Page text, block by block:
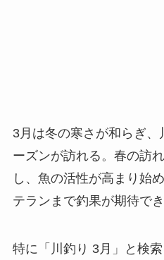
3月は冬の寒さが和らぎ
ーズンが訪れる。春の訪
し、魚の活性が高まり始
テランまで釣果が期待でき
特に「川釣り 3月」と検